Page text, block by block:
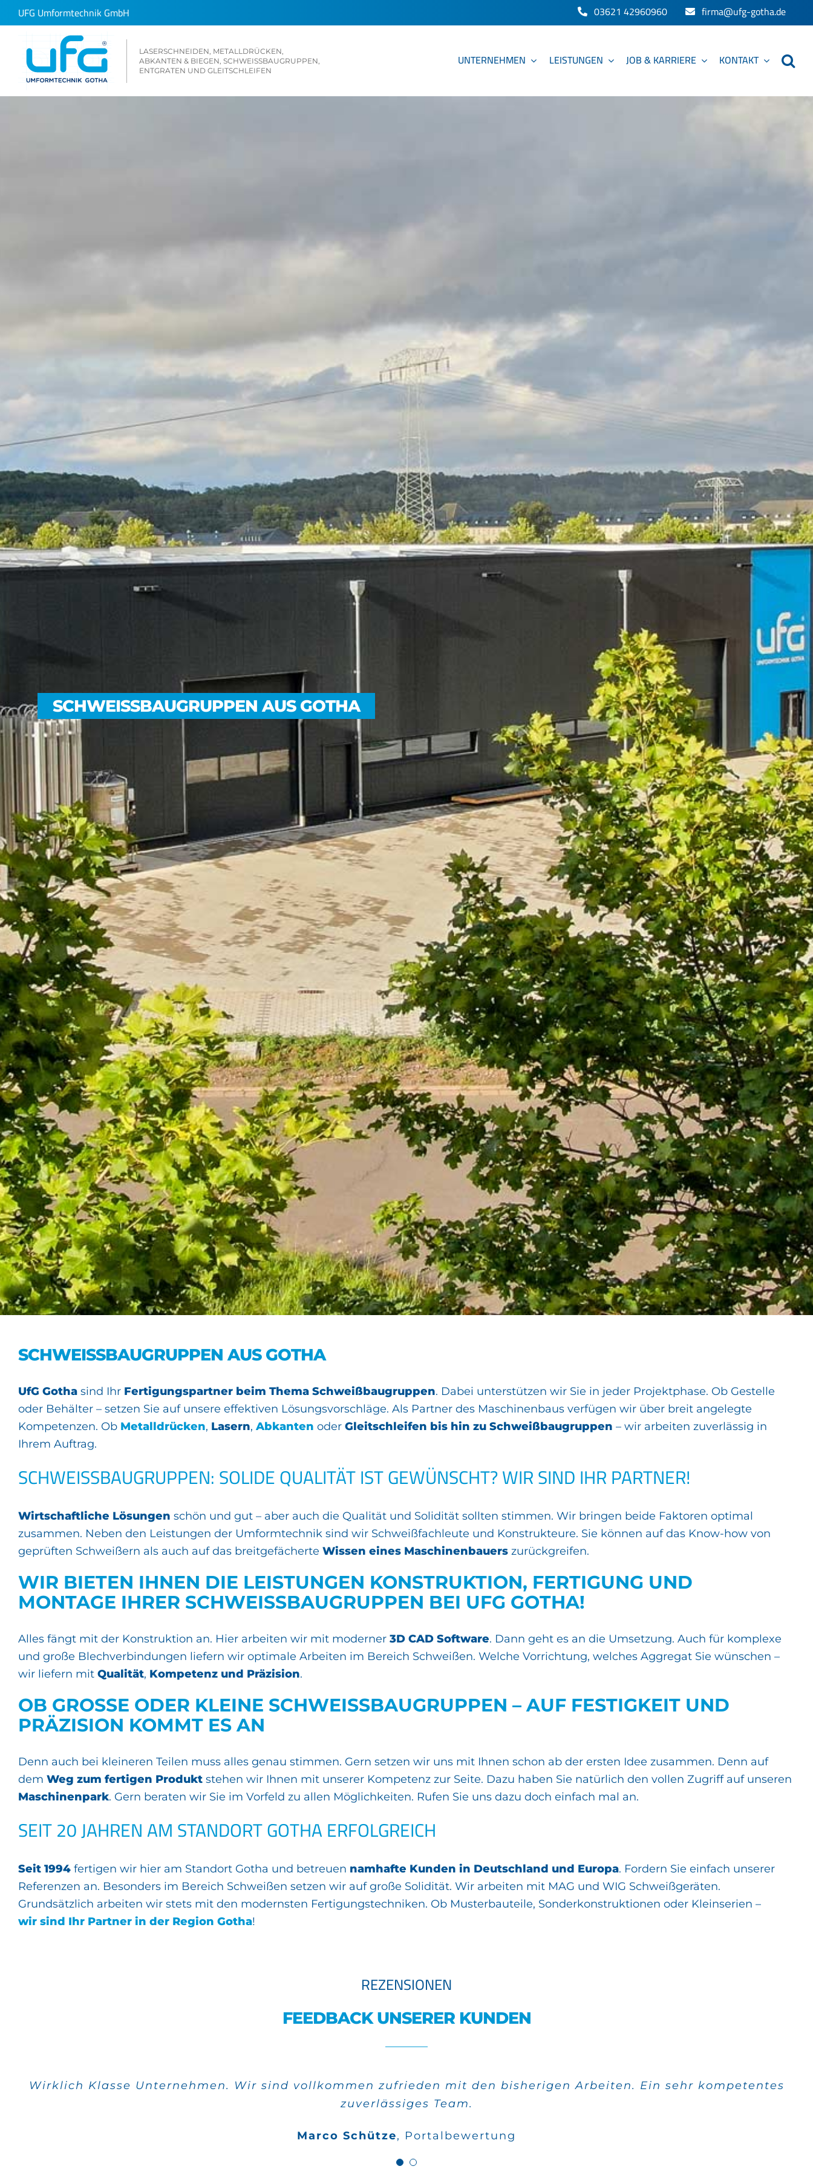
Zum
Inhalt
UFG Umformtechnik GmbH 03621 42960960 firma@ufg-gotha.de
LASERSCHNEIDEN, METALLDRÜCKEN
ABKANTEN & BIEGEN, SCHWEISSBAUGRUPPEN, E
NTGRATEN UND GLEITSCHLEIFEN
UNTERNEHMEN LEISTUNGEN JOB & KARRIERE KONTAKT
SCHWEISSBAUGRUPPEN AUS GOTHA
SCHWEISSBAUGRUPPEN AUS GOTHA
UfG Gotha sind Ihr Fertigungspartner beim Thema Schweißbaugruppen. Dabei unterstützen wir Sie in jeder Projektphase. Ob Gestelle
oder Behälter – setzen Sie auf unsere effektiven Lösungsvorschläge. Als Partner des Maschinenbaus verfügen wir über breit angelegte
Kompetenzen. Ob Metalldrücken, Lasern, Abkanten oder Gleitschleifen bis hin zu Schweißbaugruppen – wir arbeiten zuverlässig in
Ihrem Auftrag.
SCHWEISSBAUGRUPPEN: SOLIDE QUALITÄT IST GEWÜNSCHT? WIR SIND IHR PARTNER!
Wirtschaftliche Lösungen schön und gut – aber auch die Qualität und Solidität sollten stimmen. Wir bringen beide Faktoren optimal
zusammen. Neben den Leistungen der Umformtechnik sind wir Schweißfachleute und Konstrukteure. Sie können auf das Know-how von
geprüften Schweißern als auch auf das breitgefächerte Wissen eines Maschinenbauers zurückgreifen.
WIR BIETEN IHNEN DIE LEISTUNGEN KONSTRUKTION, FERTIGUNG UND
MONTAGE IHRER SCHWEISSBAUGRUPPEN BEI UFG GOTHA!
Alles fängt mit der Konstruktion an. Hier arbeiten wir mit moderner 3D CAD Software. Dann geht es an die Umsetzung. Auch für komplexe
und große Blechverbindungen liefern wir optimale Arbeiten im Bereich Schweißen. Welche Vorrichtung, welches Aggregat Sie wünschen –
wir liefern mit Qualität, Kompetenz und Präzision.
OB GROSSE ODER KLEINE SCHWEISSBAUGRUPPEN – AUF FESTIGKEIT UND PR
ÄZISION KOMMT ES AN
Denn auch bei kleineren Teilen muss alles genau stimmen. Gern setzen wir uns mit Ihnen schon ab der ersten Idee zusammen. Denn auf
dem Weg zum fertigen Produkt stehen wir Ihnen mit unserer Kompetenz zur Seite. Dazu haben Sie natürlich den vollen Zugriff auf unseren
Maschinenpark. Gern beraten wir Sie im Vorfeld zu allen Möglichkeiten. Rufen Sie uns dazu doch einfach mal an.
SEIT 20 JAHREN AM STANDORT GOTHA ERFOLGREICH
Seit 1994 fertigen wir hier am Standort Gotha und betreuen namhafte Kunden in Deutschland und Europa. Fordern Sie einfach unserer
Referenzen an. Besonders im Bereich Schweißen setzen wir auf große Solidität. Wir arbeiten mit MAG und WIG Schweißgeräten.
Grundsätzlich arbeiten wir stets mit den modernsten Fertigungstechniken. Ob Musterbauteile, Sonderkonstruktionen oder Kleinserien –
wir sind Ihr Partner in der Region Gotha!
REZENSIONEN
FEEDBACK UNSERER KUNDEN
Wirklich Klasse Unternehmen. Wir sind vollkommen zufrieden mit den bisherigen Arbeiten. Ein sehr kompetentes
zuverlässiges Team.
Marco Schütze, Portalbewertung
Alle meine Aufträge wurden sehr schnell verwirklicht und die Qualität stimmt auch.
Wilfried Kahle Google Bewertungen